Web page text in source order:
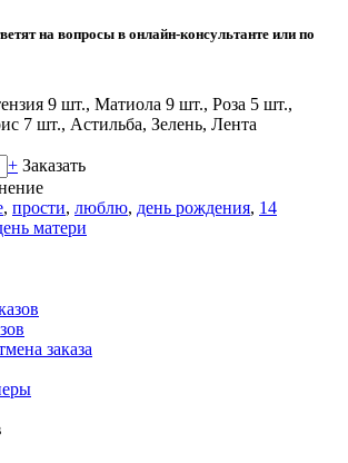
на вопросы в онлайн-консультанте или по
9 шт., Матиола 9 шт., Роза 5 шт.,
7 шт., Астильба, Зелень, Лента
+ Заказать
, прости, люблю, день рождения, 14
матери
заказа